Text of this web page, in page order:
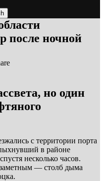
после ночной
но один
с территории порта
в районе
несколько часов.
— столб дыма